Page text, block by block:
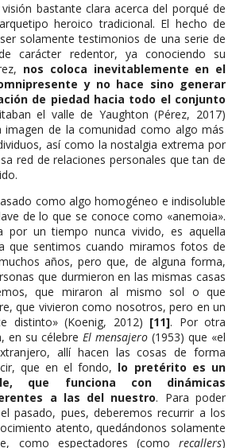
bastante clara acerca del porqué de
heroico tradicional. El hecho de
solamente testimonios de una serie de
carácter redentor, ya conociendo su
nos coloca inevitablemente en el
y no hace sino generar
de piedad hacia todo el conjunto
el valle de Yaughton (Pérez, 2017)
imagen de la comunidad como algo más
así como la nostalgia extrema por
red de relaciones personales que tan de
como algo homogéneo e indisoluble
de lo que se conoce como «anemoia».
por un tiempo nunca vivido, es aquella
que sentimos cuando miramos fotos de
años, pero que, de alguna forma,
que durmieron en las mismas casas
que miraron al mismo sol o que
que vivieron como nosotros, pero en un
distinto» (Koenig, 2012) [11]. Por otra
en su célebre El mensajero (1953) que «el
allí hacen las cosas de forma
que en el fondo, lo pretérito es un
que funciona con dinámicas
a las del nuestro. Para poder
pasado, pues, deberemos recurrir a los
atento, quedándonos solamente
como espectadores (como recallers)